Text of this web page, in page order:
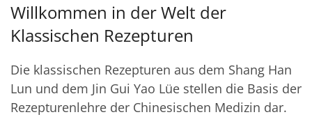
Willkommen in der Welt der
Klassischen Rezepturen
Die klassischen Rezepturen aus dem Shang Han
Lun und dem Jin Gui Yao Lüe stellen die Basis der
Rezepturenlehre der Chinesischen Medizin dar.